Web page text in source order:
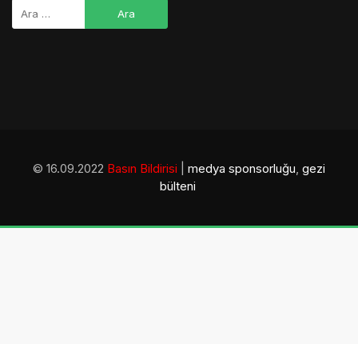
© 16.09.2022 Basın Bildirisi medya sponsorluğu, gezi
bülteni